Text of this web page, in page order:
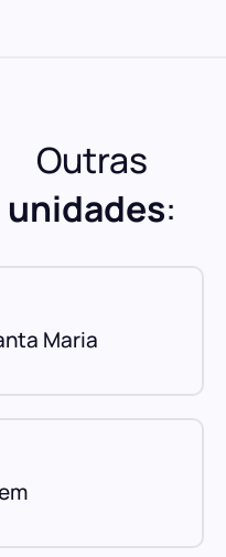
Outras
unidades:
Maria